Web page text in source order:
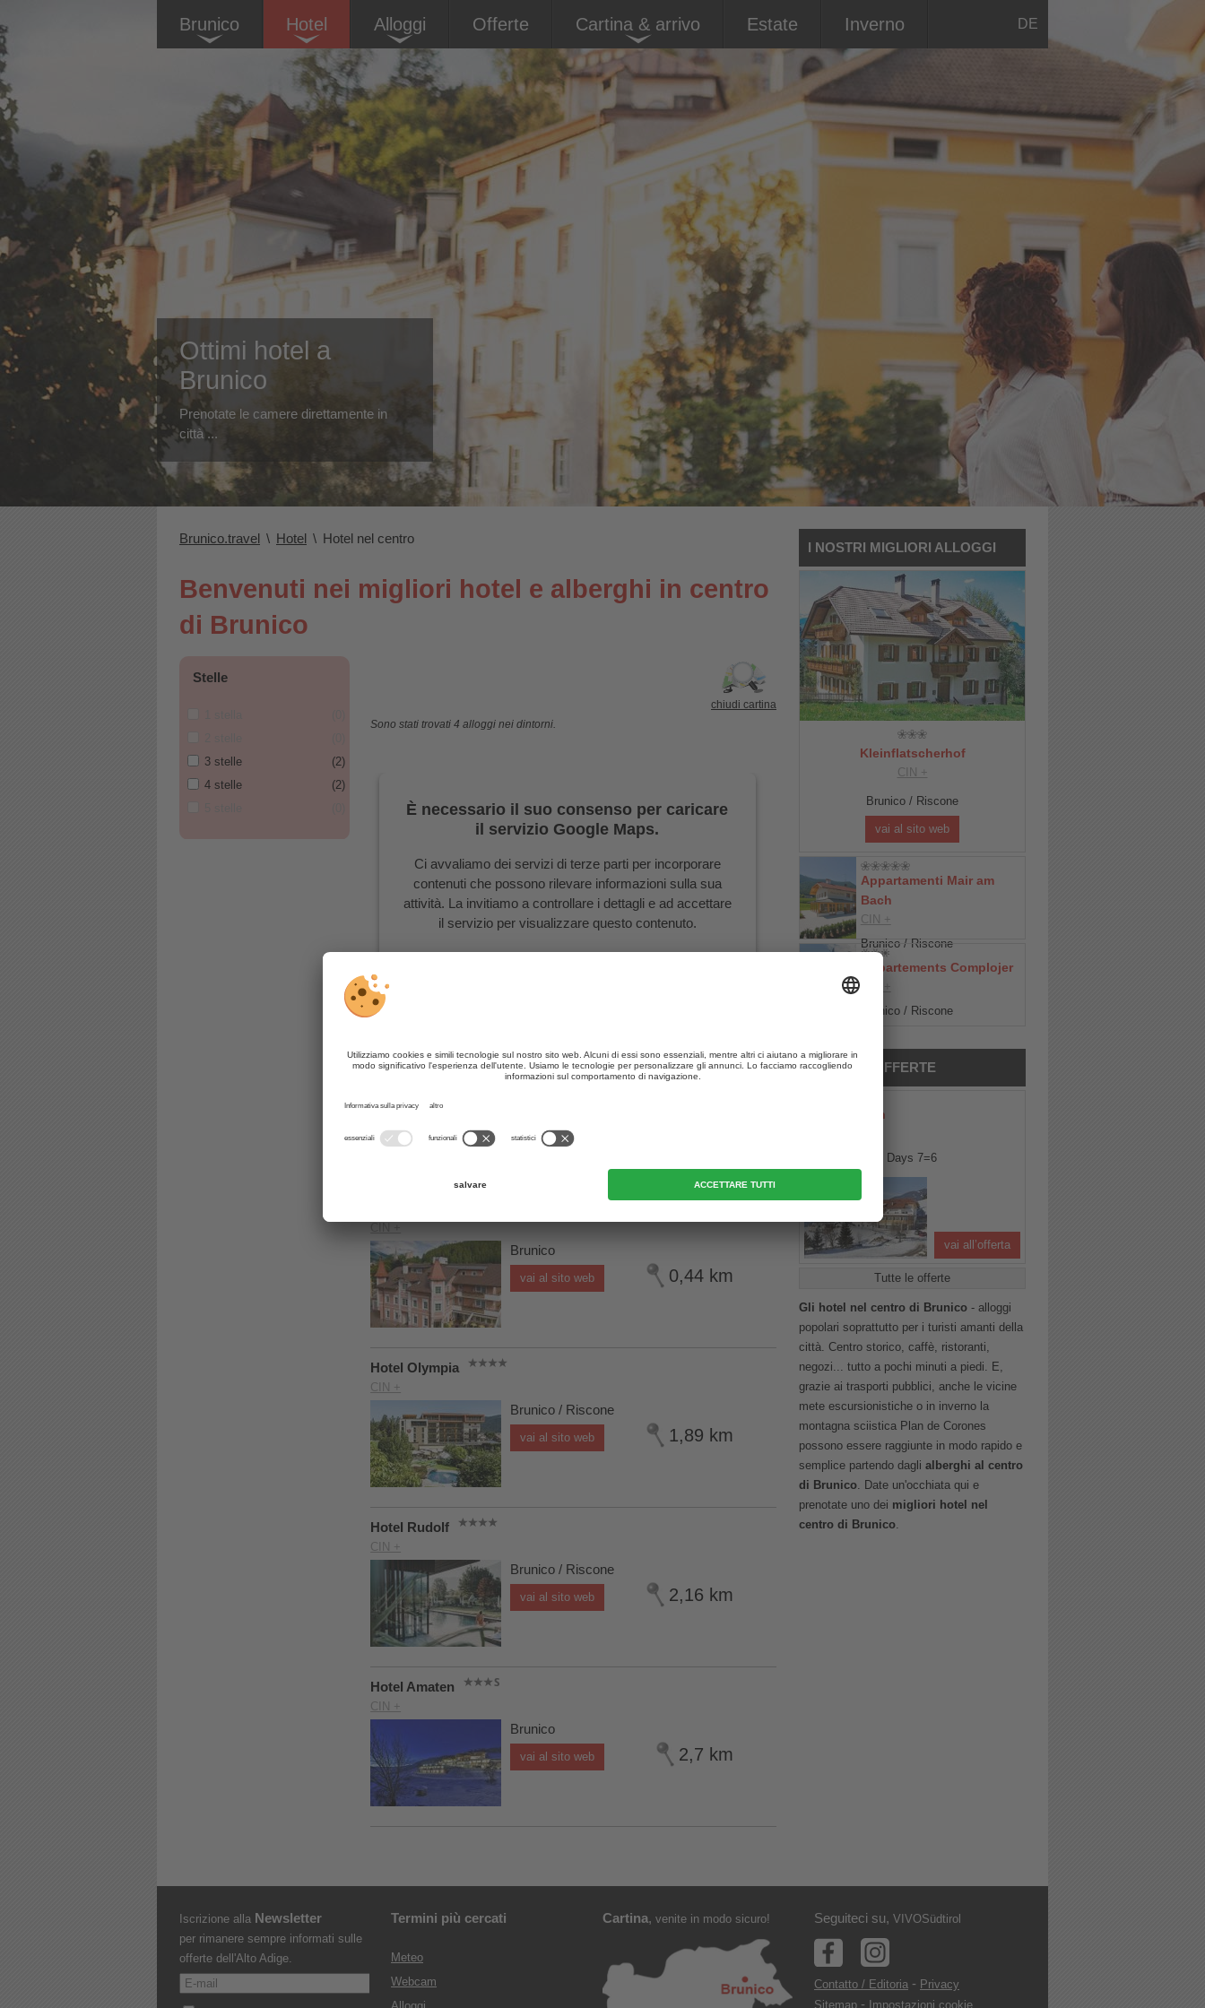
Brunico Hotel Alloggi Offerte Cartina & arrivo Estate Inverno DE
Brunico.travel \ Hotel \ Hotel nel centro
Benvenuti nei migliori hotel e alberghi in centro
di Brunico
È necessario il suo consenso per caricare
il servizio Google Maps.
Ci avvaliamo dei servizi di terze parti per incorporare
contenuti che possono rilevare informazioni sulla sua
attività. La invitiamo a controllare i dettagli e ad accettare
il servizio per visualizzare questo contenuto.
Stelle
3 stelle
(2)
4 stelle
(2)
chiudi cartina
Sono stati trovati 4 alloggi nei dintorni.
CIN +
Brunico
vai al sito web 0,44 km
Hotel Olympia
CIN +
Brunico / Riscone
vai al sito web 1,89 km
Hotel Rudolf
CIN +
Brunico / Riscone
vai al sito web 2,16 km
Hotel Amaten
CIN +
Brunico
vai al sito web 2,7 km
I NOSTRI MIGLIORI ALLOGGI
Kleinflatscherhof
CIN +
Brunico / Riscone
vai al sito web
Appartamenti Mair am
Bach
CIN +
Brunico / Riscone
Appartements Complojer
Brunico / Riscone
MIGLIORI OFFERTE
Hotel Amaten
Dolomiti Spring Days 7=6
vai all’offerta
Tutte le offerte
Gli hotel nel centro di Brunico - alloggi
popolari soprattutto per i turisti amanti della
città. Centro storico, caffè, ristoranti,
negozi... tutto a pochi minuti a piedi. E,
grazie ai trasporti pubblici, anche le vicine
mete escursionistiche o in inverno la
montagna sciistica Plan de Corones
possono essere raggiunte in modo rapido e
semplice partendo dagli alberghi al centro
di Brunico. Date un'occhiata qui e
prenotate uno dei migliori hotel nel
centro di Brunico.
Iscrizione alla Newsletter
per rimanere sempre informati sulle
offerte dell'Alto Adige.
Termini più cercati
Meteo
Webcam
Cartina, venite in modo sicuro! Seguiteci su, VIVOSüdtirol
Contatto / Editoria - Privacy
Sitemap - Impostazioni cookie
Ottimi hotel a
Brunico
Prenotate le camere direttamente in
città ...